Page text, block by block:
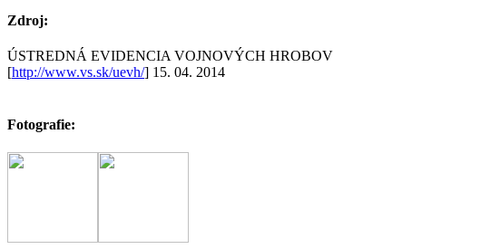
Zdroj:
ÚSTREDNÁ EVIDENCIA VOJNOVÝCH HROBOV
[http://www.vs.sk/uevh/] 15. 04. 2014
Fotografie: